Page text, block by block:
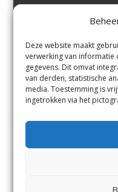
Deze website maakt
verwerking van
gegevens. Dit omvat
van derden, statistische
media. Toestemming is
ingetrokken via het
Margadantstraat 34
0255-533900
info@jutter.nlof
st.nl
Contact
Andere uitgaven
Voorwaarden